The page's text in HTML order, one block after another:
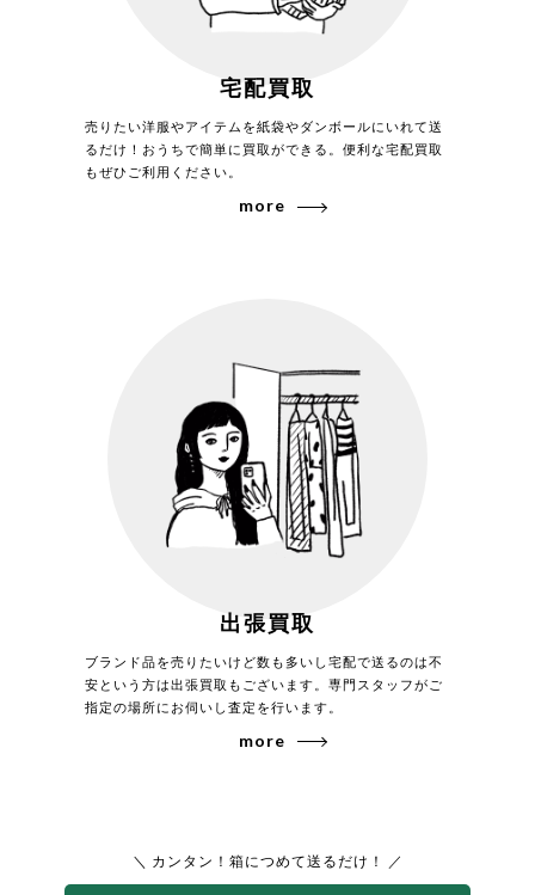
い深い一 足に仕上がります。なかには新品よりもエイジングの美し
万能性を高く評価！
アメリカ靴の王様と称されるオールデンには、「990」をはじめ
「9901」「1339」「2210」「54321」「986」など様々な王道モ
宅配買取
売りたい洋服やアイテムを紙袋やダンボールにいれて送
るだけ！おうちで簡単に買取ができる。便利な宅配買取
もぜひご利用ください。
more
出張買取
ブランド品を売りたいけど数も多いし宅配で送るのは不
安という方は出張買取もございます。専門スタッフがご
指定の場所にお伺いし査定を行います。
more
＼ カンタン！箱につめて送るだけ！ ／